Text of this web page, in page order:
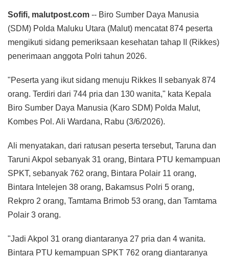
Sofifi, malutpost.com -- Biro Sumber Daya Manusia
(SDM) Polda Maluku Utara (Malut) mencatat 874 peserta
mengikuti sidang pemeriksaan kesehatan tahap II (Rikkes)
penerimaan anggota Polri tahun 2026.
"Peserta yang ikut sidang menuju Rikkes II sebanyak 874
orang. Terdiri dari 744 pria dan 130 wanita," kata Kepala
Biro Sumber Daya Manusia (Karo SDM) Polda Malut,
Kombes Pol. Ali Wardana, Rabu (3/6/2026).
Ali menyatakan, dari ratusan peserta tersebut, Taruna dan
Taruni Akpol sebanyak 31 orang, Bintara PTU kemampuan
SPKT, sebanyak 762 orang, Bintara Polair 11 orang,
Bintara Intelejen 38 orang, Bakamsus Polri 5 orang,
Rekpro 2 orang, Tamtama Brimob 53 orang, dan Tamtama
Polair 3 orang.
"Jadi Akpol 31 orang diantaranya 27 pria dan 4 wanita.
Bintara PTU kemampuan SPKT 762 orang diantaranya